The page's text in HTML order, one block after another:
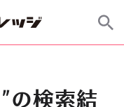
”の検索結